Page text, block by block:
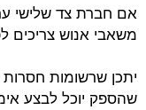
אם חברת צד שלישי
משאבי אנוש צריכים
יתכן שרשומות חסרות
שהספק יוכל לבצע